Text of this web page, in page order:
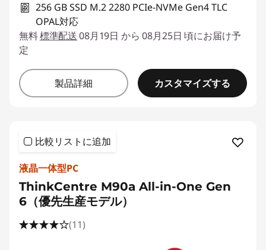
256 GB SSD M.2 2280 PCIe-NVMe Gen4 TLC
OPAL対応
無料標準配送08月19日 から 08月25日 頃にお届け予
定
製品詳細 カスタマイズする
比較リストに追加
液晶一体型PC
ThinkCentre M90a All-in-One Gen
6（優先生産モデル）
(11)